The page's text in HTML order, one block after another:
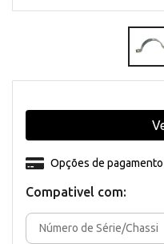
Compativel com:
Opções de pagamento